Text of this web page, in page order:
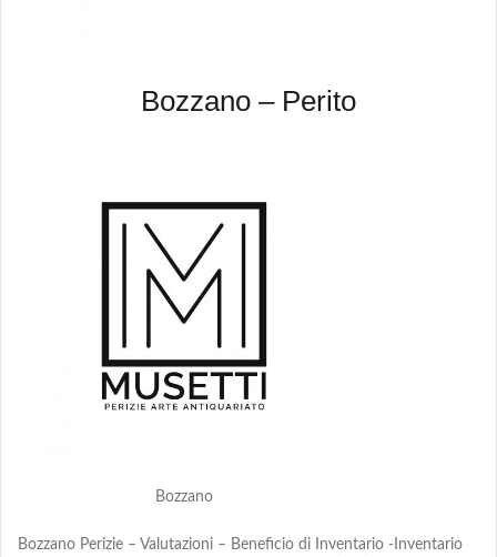
Bozzano – Perito
Bozzano
Bozzano Perizie – Valutazioni – Beneficio di Inventario -Inventario